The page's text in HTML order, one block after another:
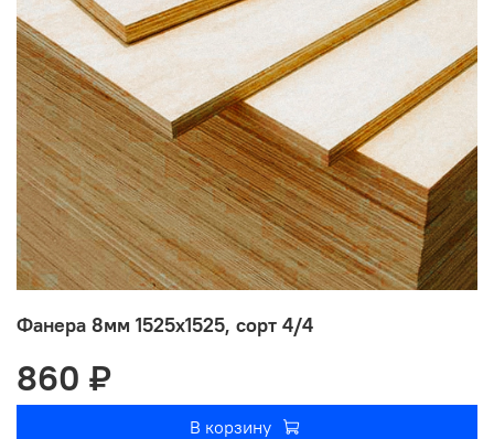
Фанера 8мм 1525х1525, сорт 4/4
860 ₽
В корзину